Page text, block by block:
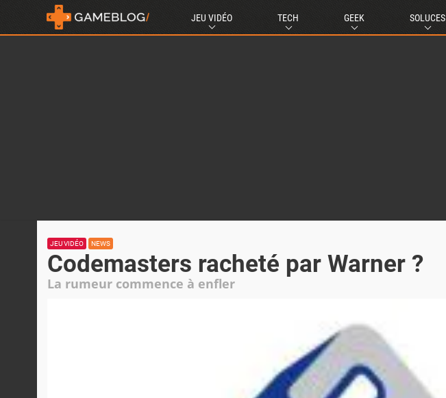
JEU VIDÉO TECH GEEK SOLUCES
JEU VIDÉO NEWS
Codemasters racheté par Warner ?
La rumeur commence à enfler